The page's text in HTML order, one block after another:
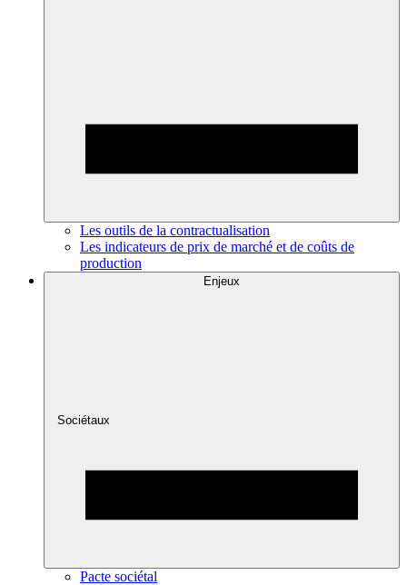
Les outils de la contractualisation
Les indicateurs de prix de marché et de coûts de
production
Enjeux
Sociétaux
Pacte sociétal